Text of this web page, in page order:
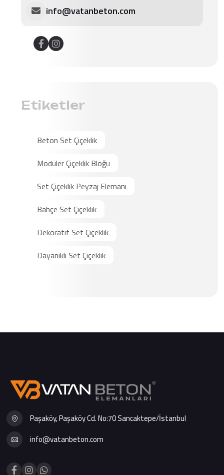
info@vatanbeton.com
Etiketler
Beton Set Çiçeklik
Modüler Çiçeklik Bloğu
Set Çiçeklik Peyzaj Elemanı
Bahçe Set Çiçeklik
Dekoratif Set Çiçeklik
Dayanıklı Set Çiçeklik
Paşaköy, Paşaköy Cd. No:70 Sancaktepe/İstanbul
info@vatanbeton.com